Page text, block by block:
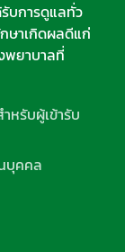
บการดูแลทั่ว
ษาเกิดผลดีแก่
พยาบาลที่
หรับผู้เข้ารับ
บุคคล